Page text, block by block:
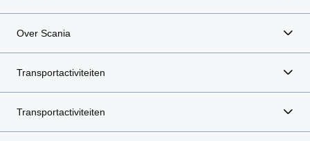
Over Scania
Transportactiviteiten
Transportactiviteiten